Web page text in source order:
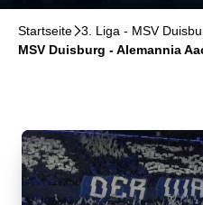
Startseite􀆊3. Liga - MSV
MSV Duisburg - Alemannia